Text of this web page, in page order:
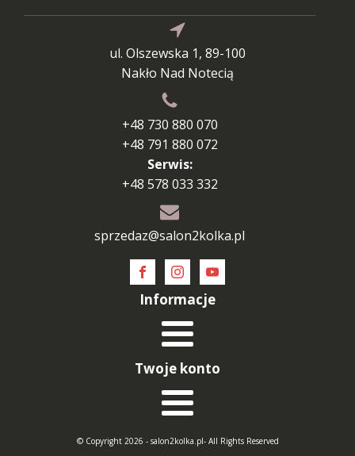
ul. Olszewska 1, 89-100
Nakło Nad Notecią
+48 730 880 070
+48 791 880 072
Serwis:
+48 578 033 332
sprzedaz@salon2kolka.pl
Informacje
Twoje konto
© Copyright 2026 - salon2kolka.pl- All Rights Reserved